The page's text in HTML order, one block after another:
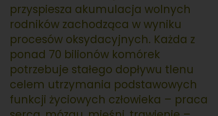
przyspiesza akumulacja wolnych
rodników zachodząca w wyniku
procesów oksydacyjnych. Każda z
ponad 70 bilionów komórek
potrzebuje stałego dopływu tlenu
celem utrzymania podstawowych
funkcji życiowych człowieka – praca